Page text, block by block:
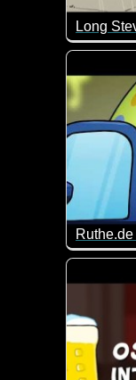
Long
Bei dem
Man